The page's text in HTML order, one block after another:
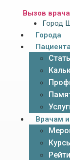
Вызов
Город
Города
Врачам